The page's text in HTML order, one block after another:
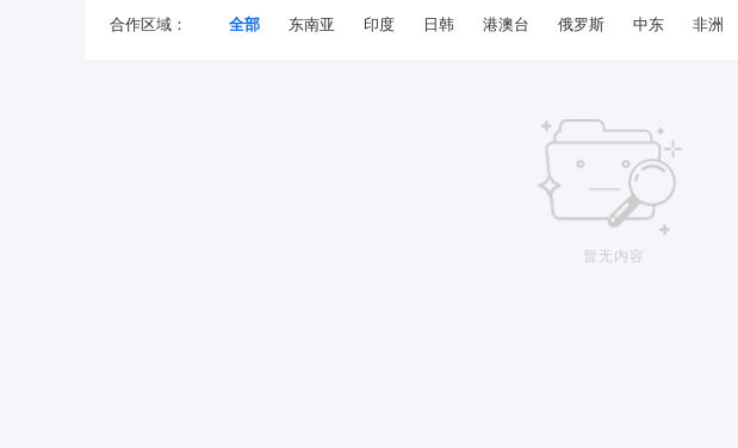
合作区域： 全部 东南亚 印度 日韩 港澳台 俄罗斯 中东 非洲
暂无内容